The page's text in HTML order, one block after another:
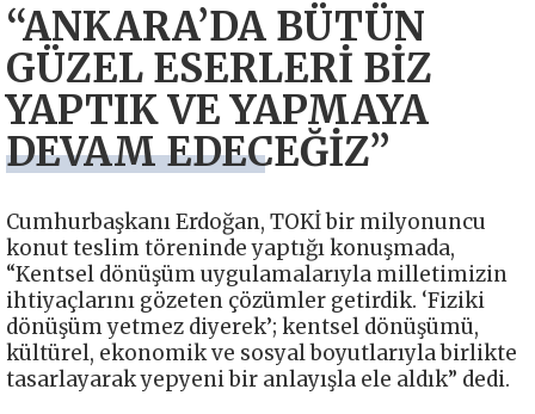
“ANKARA’DA BÜTÜN
GÜZEL ESERLERİ BİZ
YAPTIK VE YAPMAYA
DEVAM EDECEĞİZ”
Cumhurbaşkanı Erdoğan, TOKİ bir milyonuncu
konut teslim töreninde yaptığı konuşmada,
“Kentsel dönüşüm uygulamalarıyla milletimizin
ihtiyaçlarını gözeten çözümler getirdik. ‘Fiziki
dönüşüm yetmez diyerek’; kentsel dönüşümü,
kültürel, ekonomik ve sosyal boyutlarıyla birlikte
tasarlayarak yepyeni bir anlayışla ele aldık” dedi.